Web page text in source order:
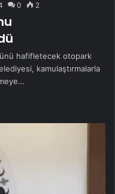
0 2
hafifletecek otopark
kamulaştırmalarla